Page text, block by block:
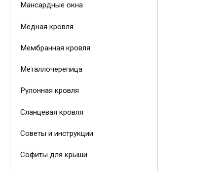
Мансардные окна
Медная кровля
Мембранная кровля
Металлочерепица
Рулонная кровля
Сланцевая кровля
Советы и инструкции
Софиты для крыши